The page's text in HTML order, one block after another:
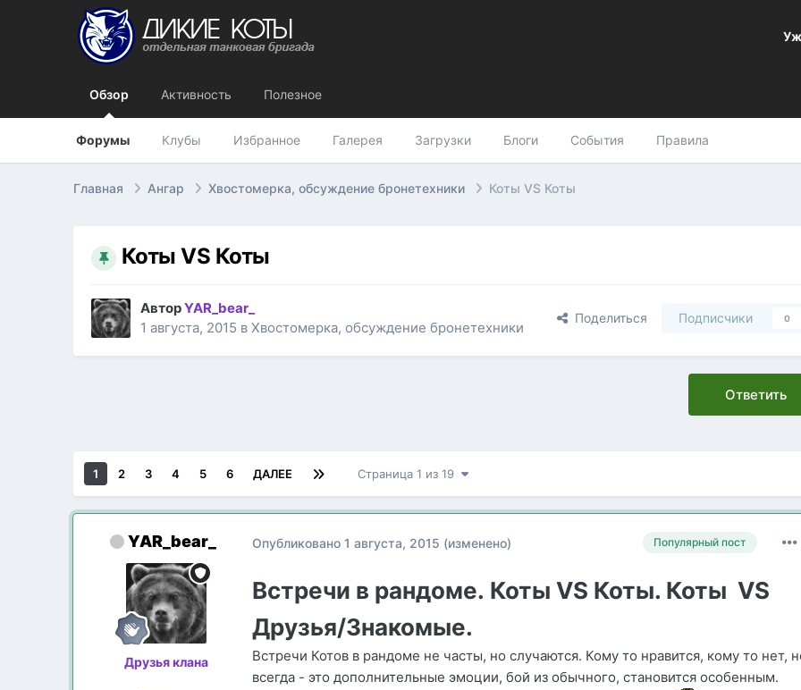
Обзор
Форумы Клубы Избранное Галерея Загрузки Блоги События Правила
Активность Полезное
Главная Ангар Хвостомерка, обсуждение бронетехники Коты VS Коты
Коты VS Коты
АвторYAR_bear_
1 августа, 2015 вХвостомерка, обсуждение бронетехники
Поделиться Подписчики 0
Ответить
1 2 3 4 5 6 ДАЛЕЕ Страница 1 из 19
YAR_bear_
Друзья клана
Популярный пост
Опубликовано1 августа, 2015 (изменено)
Встречи в рандоме. Коты VS Коты. Коты VS
Друзья/Знакомые.
Встречи Котов в рандоме не часты, но случаются. Кому то нравится, кому то нет,
всегда - это дополнительные эмоции, бой из обычного, становится особенным.